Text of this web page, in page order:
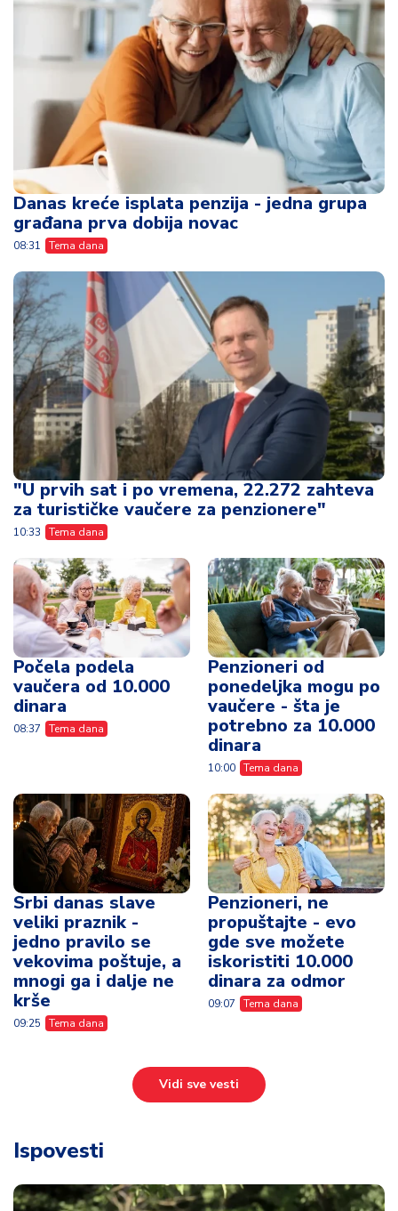
Danas kreće isplata penzija - jedna grupa
građana prva dobija novac
08:31 Tema dana
"U prvih sat i po vremena, 22.272 zahteva
za turističke vaučere za penzionere"
10:33 Tema dana
Počela podela
vaučera od 10.000
dinara
08:37 Tema dana
Penzioneri od
ponedeljka mogu po
vaučere - šta je
potrebno za 10.000
dinara
10:00 Tema dana
Srbi danas slave
veliki praznik -
jedno pravilo se
vekovima poštuje, a
mnogi ga i dalje ne
krše
09:25 Tema dana
Penzioneri, ne
propuštajte - evo
gde sve možete
iskoristiti 10.000
dinara za odmor
09:07 Tema dana
Vidi sve vesti
Ispovesti